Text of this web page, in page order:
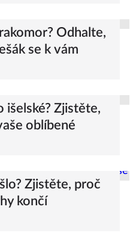
Odhalte,
se k vám
išelské? Zjistěte,
oblíbené
Zjistěte, proč
končí